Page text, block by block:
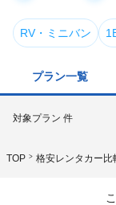
RV・ミニバン
プラン一覧
対象プラン 件
TOP 格安レンタカー比